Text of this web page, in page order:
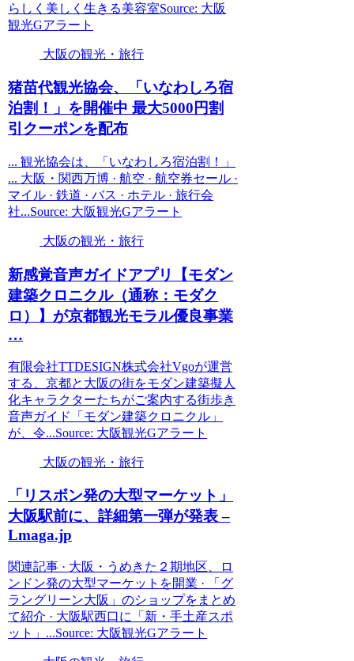
らしく美しく生きる美容室Source: 大阪
観光Gアラート
大阪の観光・旅行
猪苗代観光協会、「いなわしろ宿
泊割！」を開催中 最大5000円割
引クーポンを配布
... 観光協会は、「いなわしろ宿泊割！」
... 大阪・関西万博 · 航空 · 航空券セール ·
マイル · 鉄道 · バス · ホテル · 旅行会
社...Source: 大阪観光Gアラート
大阪の観光・旅行
新感覚音声ガイドアプリ【モダン
建築クロニクル（通称：モダク
ロ）】が京都観光モラル優良事業
…
有限会社TTDESIGN株式会社Vgoが運営
する、京都と大阪の街をモダン建築擬人
化キャラクターたちがご案内する街歩き
音声ガイド「モダン建築クロニクル」
が、令...Source: 大阪観光Gアラート
大阪の観光・旅行
「リスボン発の大型マーケット」
大阪駅前に、詳細第一弾が発表 –
Lmaga.jp
関連記事 · 大阪・うめきた２期地区、ロ
ンドン発の大型マーケットを開業 · 「グ
ラングリーン大阪」のショップをまとめ
て紹介 · 大阪駅西口に「新・手土産スポ
ット」...Source: 大阪観光Gアラート